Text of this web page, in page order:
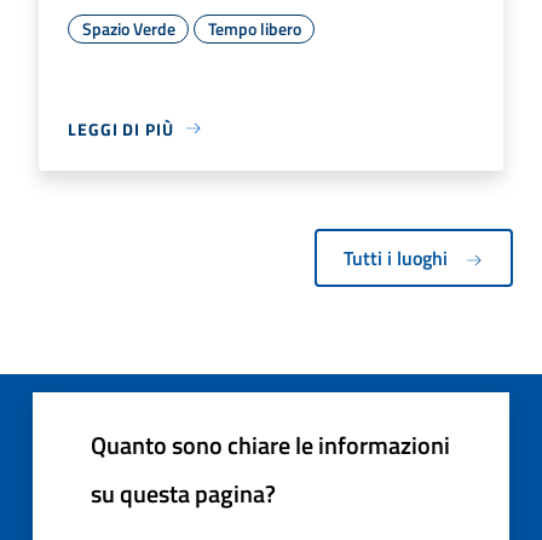
Spazio Verde Tempo libero
LEGGI DI PIÙ
Tutti i luoghi
Quanto sono chiare le informazioni
su questa pagina?